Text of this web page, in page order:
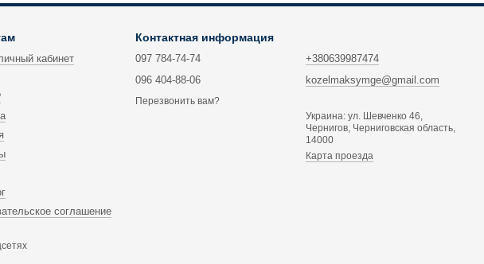
кабинет
соглашение
Контактная информация
097 784-74-74
096 404-88-06
Перезвонить вам?
+380639987474
kozelmaksymge@gmail.com
Украина: ул. Шевченко 46,
Чернигов, Черниговская область,
14000
Карта проезда